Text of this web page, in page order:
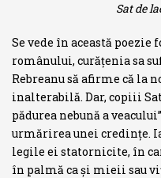
Sat de
Se vede în această
românului, curăţe­nia sa
Rebreanu să afirme că la
inalterabilă. Dar, copiii
pădurea nebună a
urmărirea unei credinţe.
legile ei statornicite, în
în palmă ca şi mieii sau